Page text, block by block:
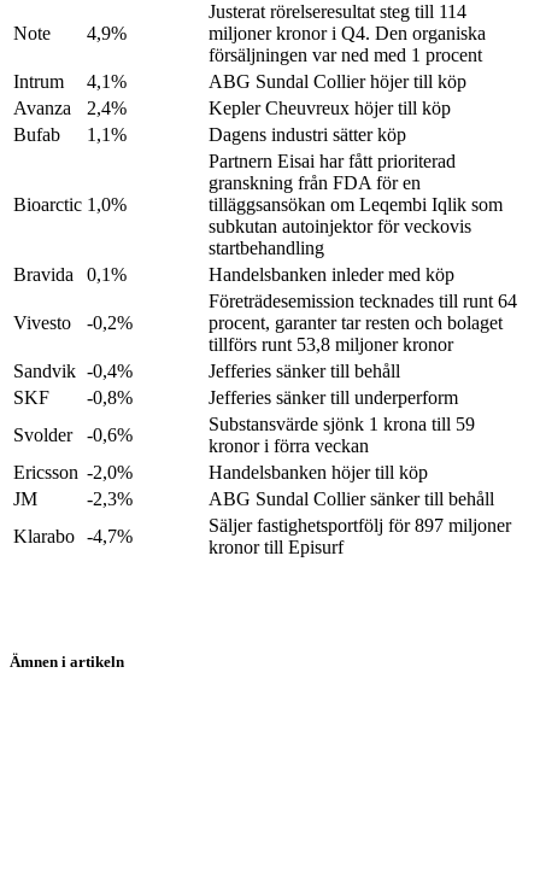
Note 4,9%
Justerat rörelseresultat steg till 114
miljoner kronor i Q4. Den organiska
försäljningen var ned med 1 procent
Intrum
4,1%
ABG Sundal Collier höjer till köp
Avanza
2,4%
Kepler Cheuvreux höjer till köp
Bufab
1,1% Dagens industri sätter köp
Bioarctic 1,0%
Partnern Eisai har fått prioriterad
granskning från FDA för en
tilläggsansökan om Leqembi Iqlik som
subkutan autoinjektor för veckovis
startbehandling
Bravida
0,1% Handelsbanken inleder med köp
Vivesto -0,2%
Företrädesemission tecknades till runt 64
procent, garanter tar resten och bolaget
tillförs runt 53,8 miljoner kronor
Sandvik -0,4%
Jefferies sänker till behåll
SKF
-0,8%
Jefferies sänker till underperform
Svolder
-0,6%
Substansvärde sjönk 1 krona till 59
kronor i förra veckan
Ericsson -2,0%
Handelsbanken höjer till köp
JM
-2,3%
ABG Sundal Collier sänker till behåll
Klarabo -4,7%
Säljer fastighetsportfölj för 897 miljoner
kronor till Episurf
Ämnen i artikeln